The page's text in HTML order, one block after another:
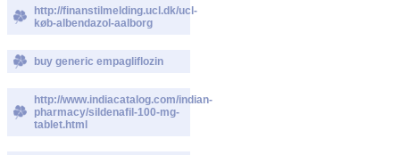
http://finanstilmelding.ucl.dk/ucl-
køb-albendazol-aalborg
buy generic empagliflozin
http://www.indiacatalog.com/indian-
pharmacy/sildenafil-100-mg-
tablet.html